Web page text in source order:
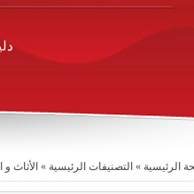
الرئيسية » التصنيفات الرئيسية » الأثاث